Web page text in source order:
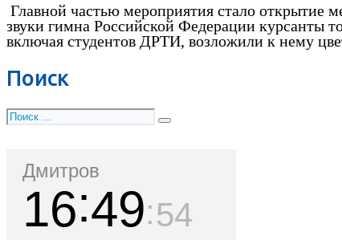
Главной частью мероприятия стало
звуки гимна Российской Федерации курсанты
включая студентов ДРТИ, возложили к нему
Поиск
Дмитров
16 49 55